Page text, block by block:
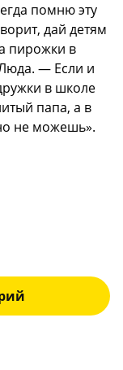
помню эту
дай детям
пирожки в
— Если и
в школе
папа, а в
не можешь».